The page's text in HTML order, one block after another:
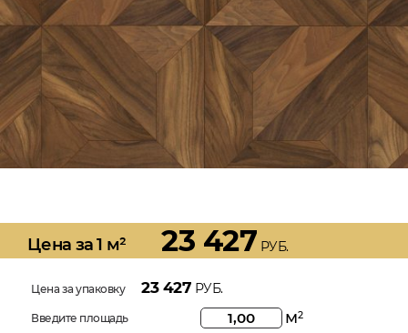
Цена за 1 м² 23 427 РУБ.
Цена за упаковку 23 427 РУБ.
Введите площадь м2